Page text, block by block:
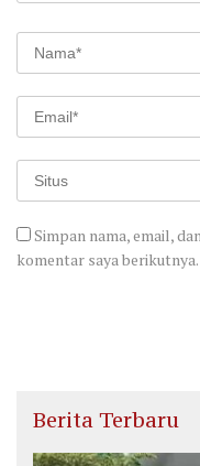
Simpan nama, email,
komentar saya berikutnya.
Berita Terbaru